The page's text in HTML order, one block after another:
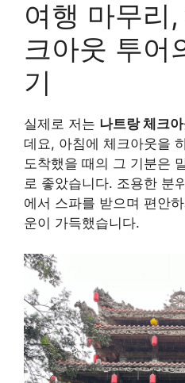
여행 마무리
크아웃 투어
기
실제로 저는 나트랑 체크아
데요, 아침에 체크아웃을
도착했을 때의 그 기분은
로 좋았습니다. 조용한 분
에서 스파를 받으며 편안
운이 가득했습니다.